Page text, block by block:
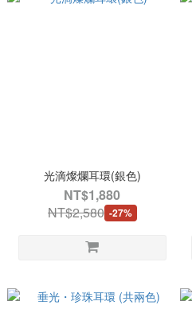
光滴燦爛耳環(銀色)
NT$1,880
NT$2,580 -27%